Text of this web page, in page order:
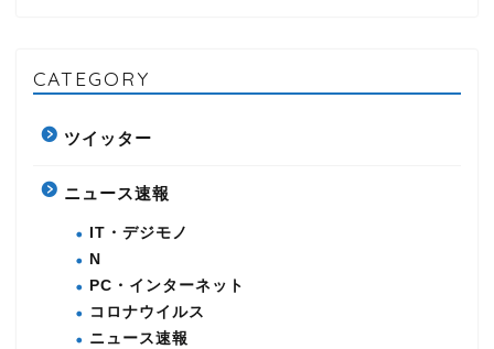
CATEGORY
ツイッター
ニュース速報
IT・デジモノ
N
PC・インターネット
コロナウイルス
ニュース速報